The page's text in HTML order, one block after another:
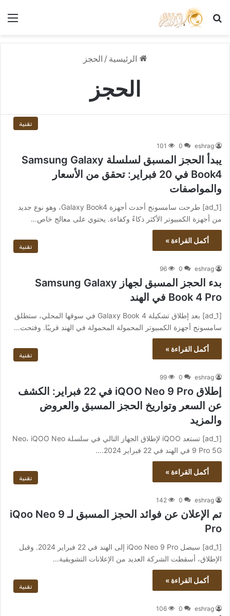
بحث عن
الرئيسية / الحجز
الحجز
تقنية
eshrag
0
101
يبدأ الحجز المسبق لسلسلة Samsung Galaxy
Book4 في 20 فبراير: تحقق من الأسعار
والمواصفات
[ad_1] طرحت سامسونج أحدث أجهزة Galaxy Book4، وهو نوع جديد
من أجهزة الكمبيوتر الأكثر ذكاءً وكفاءة. يحتوي على معالج خاص…
أكمل القراءة »
تقنية
eshrag
0
96
بدء الحجز المسبق لجهاز Samsung Galaxy
Book 4 Pro في الهند
[ad_1] بعد إطلاق تشكيلة Galaxy Book 4 في سوقها المحلي، ستطلق
سامسونج أجهزة الكمبيوتر المحمولة المحمولة في الهند قريبًا. وفتحت…
أكمل القراءة »
تقنية
eshrag
0
99
إطلاق iQOO Neo 9 Pro في 22 فبراير: الكشف
عن السعر وتواريخ الحجز المسبق والعروض
والمزيد
[ad_1] تستعد iQOO لإطلاق الجهاز التالي في سلسلة Neo، iQOO Neo
9 Pro 5G في الهند في 22 فبراير 2024.…
أكمل القراءة »
تقنية
eshrag
0
142
تم الإعلان عن فوائد الحجز المسبق لـ iQoo Neo 9
Pro
[ad_1] سيصل iQoo Neo 9 Pro إلى الهند في 22 فبراير 2024. وقبل
الإطلاق، أسقطت الشركة العديد من الإعلانات التشويقية…
أكمل القراءة »
تقنية
eshrag
0
106